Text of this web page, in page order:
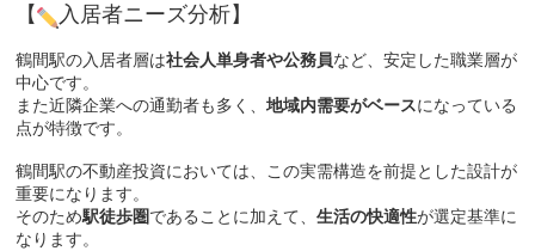
【 入居者ニーズ分析】
鶴間駅の入居者層は社会人単身者や公務員など、安定した職業層が
中心です。
また近隣企業への通勤者も多く、地域内需要がベースになっている
点が特徴です。
鶴間駅の不動産投資においては、この実需構造を前提とした設計が
重要になります。
そのため駅徒歩圏であることに加えて、生活の快適性が選定基準に
なります。